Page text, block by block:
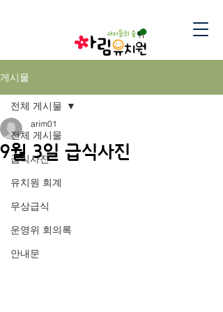
게시물
전체 게시물
급식사진
유치원 회계
무상급식
운영위 회의록
안내문
전체 게시물
9월 3일 급식사진
arim01